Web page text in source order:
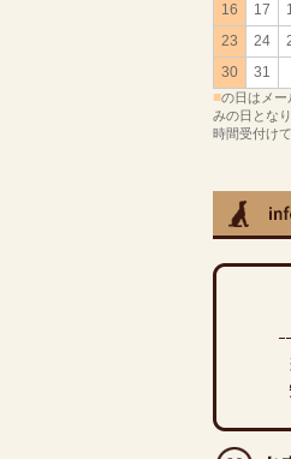
16
17
23
24
30
31
■の日はメー
みの日とな
時間受付け